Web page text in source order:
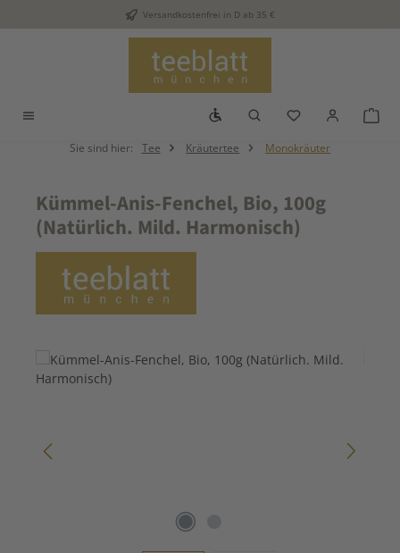
Zum Hauptinhalt springenVersandkostenfrei in D ab 35 €
Werkzeugleiste anzeigen
Du hast 0
Sie sind hier: Tee Kräutertee Monokräuter
Kümmel-Anis-Fenchel, Bio, 100g
(Natürlich. Mild. Harmonisch)
Bildergalerie überspringen